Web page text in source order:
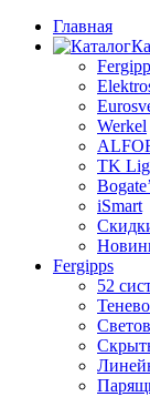
Главная
Werkel
TK
iSmart
Fergipps
52